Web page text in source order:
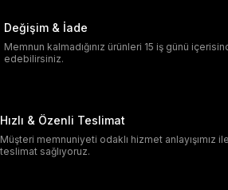
Değişim & İade
Memnun kalmadığınız ürünleri 15 iş günü
edebilirsiniz.
Hızlı & Özenli Teslimat
Müşteri memnuniyeti odaklı hizmet anlayışımız
teslimat sağlıyoruz.